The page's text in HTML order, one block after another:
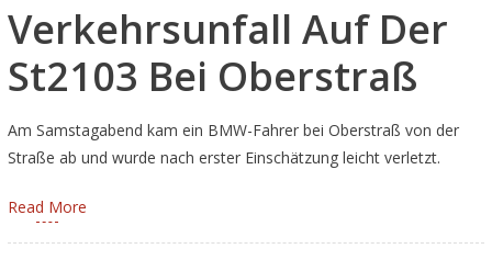
Verkehrsunfall Auf Der
St2103 Bei Oberstraß
Am Samstagabend kam ein BMW-Fahrer bei Oberstraß von der
Straße ab und wurde nach erster Einschätzung leicht verletzt.
Read More